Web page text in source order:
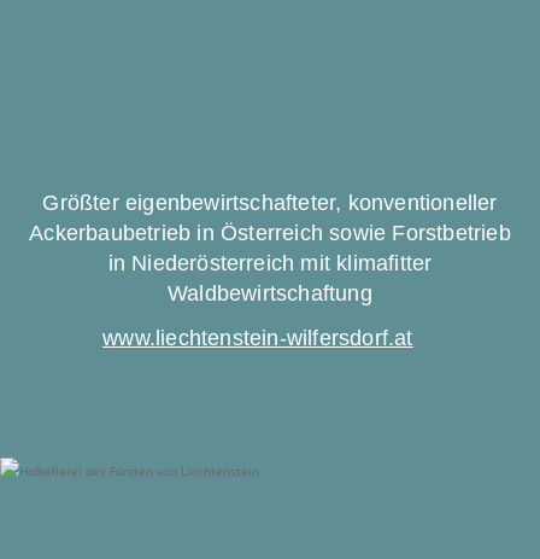
Größter eigenbewirtschafteter, konventioneller
Ackerbaubetrieb in Österreich sowie Forstbetrieb
in Niederösterreich mit klimafitter
Waldbewirtschaftung
www.liechtenstein-wilfersdorf.at